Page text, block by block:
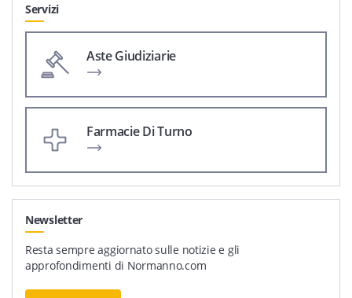
Servizi
Aste Giudiziarie
Farmacie Di Turno
Newsletter
Resta sempre aggiornato sulle notizie e gli
approfondimenti di Normanno.com